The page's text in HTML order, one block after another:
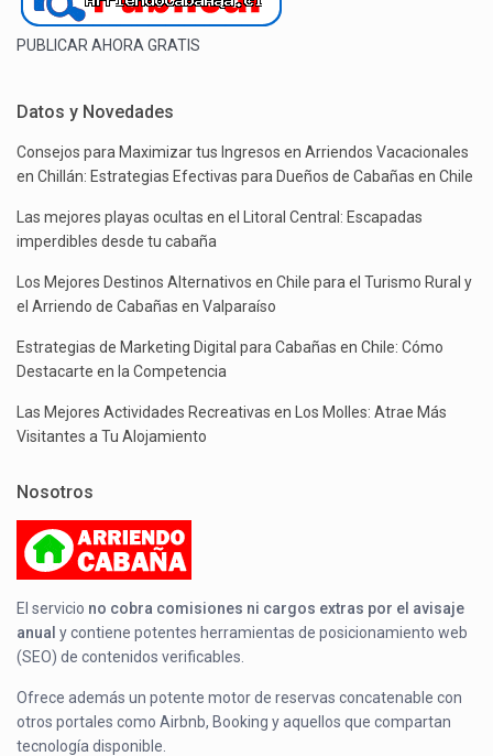
PUBLICAR AHORA GRATIS
Datos y Novedades
Consejos para Maximizar tus Ingresos en Arriendos Vacacionales
en Chillán: Estrategias Efectivas para Dueños de Cabañas en Chile
Las mejores playas ocultas en el Litoral Central: Escapadas
imperdibles desde tu cabaña
Los Mejores Destinos Alternativos en Chile para el Turismo Rural y
el Arriendo de Cabañas en Valparaíso
Estrategias de Marketing Digital para Cabañas en Chile: Cómo
Destacarte en la Competencia
Las Mejores Actividades Recreativas en Los Molles: Atrae Más
Visitantes a Tu Alojamiento
Nosotros
El servicio no cobra comisiones ni cargos extras por el avisaje
anual y contiene potentes herramientas de posicionamiento web
(SEO) de contenidos verificables.
Ofrece además un potente motor de reservas concatenable con
otros portales como Airbnb, Booking y aquellos que compartan
tecnología disponible.